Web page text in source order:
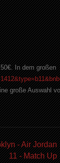
In dem großen
große Auswahl
- Air Jordan
11 - Match Up